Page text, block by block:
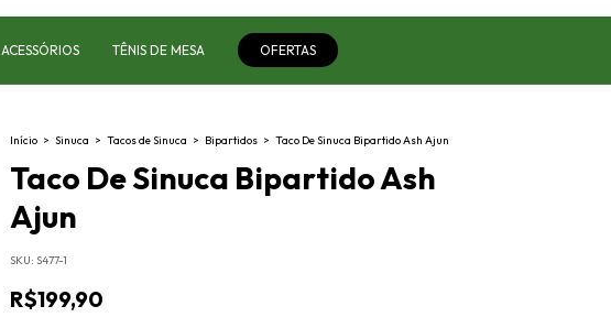
ACESSÓRIOS TÊNIS DE MESA OFERTAS
Início > Sinuca > Tacos de Sinuca > Bipartidos > Taco De Sinuca Bipartido Ash Ajun
Taco De Sinuca Bipartido Ash
Ajun
SKU: S477-1
R$199,90